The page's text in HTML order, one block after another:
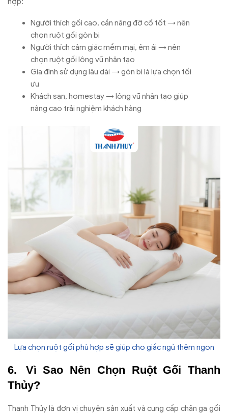
Người thích gối cao, cần nâng đỡ cổ tốt → nên
chọn ruột gối gòn bi
Người thích cảm giác mềm mại, êm ái → nên
chọn ruột gối lông vũ nhân tạo
Gia đình sử dụng lâu dài → gòn bi là lựa chọn tối
ưu
Khách sạn, homestay → lông vũ nhân tạo giúp
nâng cao trải nghiệm khách hàng
Lựa chọn ruột gối phù hợp sẽ giúp cho giấc ngủ thêm ngon
Vì Sao Nên Chọn Ruột Gối Thanh
Thủy?
Thanh Thủy là đơn vị chuyên sản xuất và cung cấp chăn ga gối